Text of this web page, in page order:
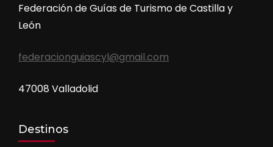
Federación de Guías de Turismo de Castilla y
León
federacionguiascyl@gmail.com
47008 Valladolid
Destinos